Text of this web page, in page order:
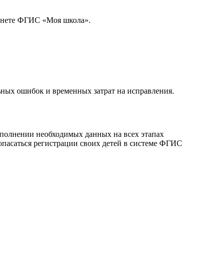
ФГИС «Моя школа».
ошибок и временных затрат на исправления.
необходимых данных на всех этапах
регистрации своих детей в системе ФГИС